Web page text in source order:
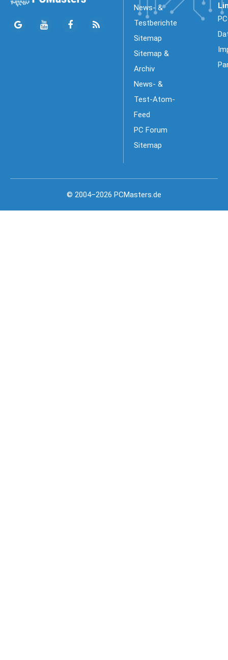
News- &
Testberichte
Sitemap
Sitemap &
Archiv
News- &
Test-Atom-
Feed
PC Forum
Sitemap
© 2004–2026 PCMasters.de